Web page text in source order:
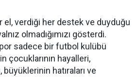
el, verdiği her destek ve duyduğu
olmadığımızı gösterdi.
sadece bir futbol kulübü
çocuklarının hayalleri,
hatıraları ve